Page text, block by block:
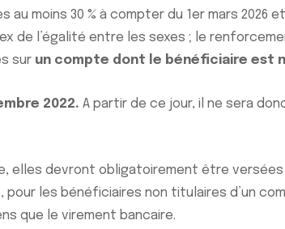
moins 30 % à compter du 1er mars 2026
de l’égalité entre les sexes ; le
sur un compte dont le bénéficiaire est
2022. A partir de ce jour, il ne sera
elles devront obligatoirement être
les bénéficiaires non titulaires d’un
que le virement bancaire.